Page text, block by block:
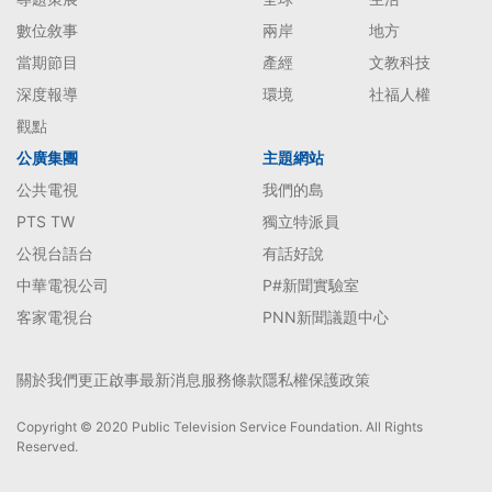
數位敘事
當期節目
深度報導
觀點
兩岸
地方
產經
文教科技
環境
社福人權
公廣集團
公共電視
PTS TW
公視台語台
中華電視公司
客家電視台
主題網站
我們的島
獨立特派員
有話好說
P#新聞實驗室
PNN新聞議題中心
關於我們更正啟事最新消息服務條款隱私權保護政策
Copyright © 2020 Public Television Service Foundation. All Rights
Reserved.